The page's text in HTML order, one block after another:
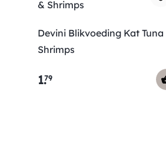
Devini Blikvoeding Kat Tuna
Shrimps
1.79